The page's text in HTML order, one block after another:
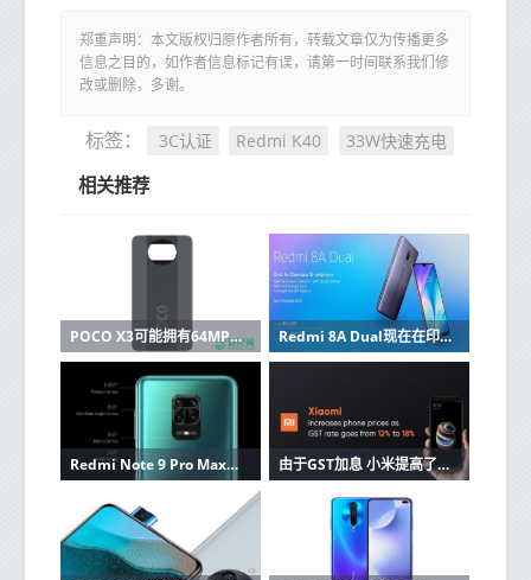
郑重声明：本文版权归原作者所有，转载文章仅为传播更多
信息之目的，如作者信息标记有误，请第一时间联系我们修
改或删除，多谢。
标签： 3C认证 Redmi K40 33W快速充电
相关推荐
POCO X3可能拥有64MP摄像头，5,160mAh电池和33W快速充电 Redmi 8A Dual现在在印度公开发售
Redmi Note 9 Pro Max带回大屏幕体验 由于GST加息 小米提高了手机价格